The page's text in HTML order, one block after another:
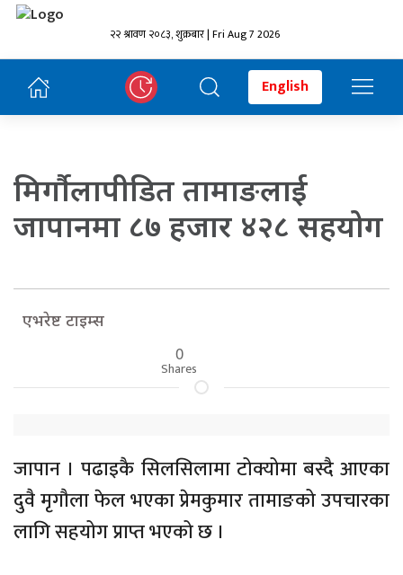
२२ श्रावण २०८३, शुक्रबार | Fri Aug 7 2026
English
मिर्गौलापीडित तामाङलाई
जापानमा ८७ हजार ४२८ सहयोग
एभरेष्ट टाइम्स
0
Shares
जापान । पढाइकै सिलसिलामा टोक्योमा बस्दै आएका
दुवै मृगौला फेल भएका प्रेमकुमार तामाङको उपचारका
लागि सहयोग प्राप्त भएको छ ।